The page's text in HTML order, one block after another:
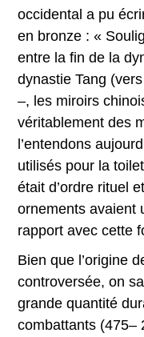
occidental a pu
en bronze : «
entre la fin de la
dynastie Tang
–, les miroirs
véritablement des
l’entendons
utilisés pour la
était d’ordre rituel
ornements avaient
rapport avec cette
Bien que l’origine
controversée, on
grande quantité
combattants (475–